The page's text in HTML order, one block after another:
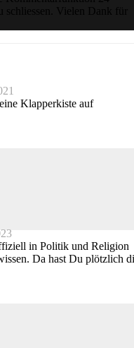
Vielen Dank für
Klapperkiste auf
in Politik und Religion
Da hast Du plötzlich